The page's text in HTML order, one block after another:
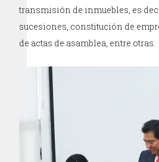
transmisión de inmuebles, es
sucesiones, constitución de
de actas de asamblea, entre otras.